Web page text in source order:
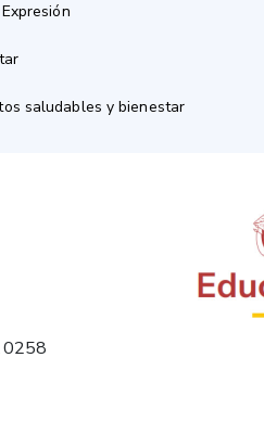
saludables y bienestar